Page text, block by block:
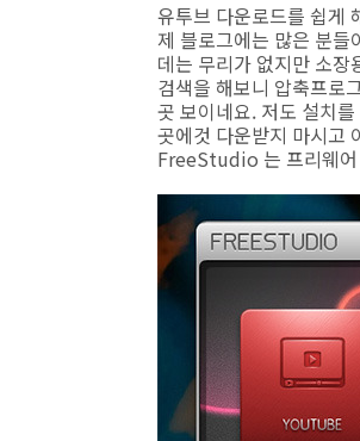
유투브 다운로드를 쉽게
제 블로그에는 많은 분들
데는 무리가 없지만 소
검색을 해보니 압축프로
곳 보이네요. 저도 설치
곳에것 다운받지 마시고
FreeStudio 는 프리웨어